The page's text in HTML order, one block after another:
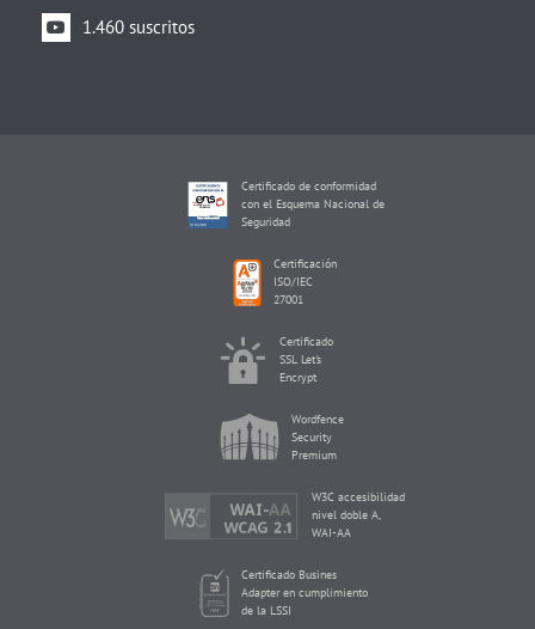
1.460 suscritos
Certificado de conformidad
con el Esquema Nacional de
Seguridad
Certificación
ISO/IEC
27001
Certificado
SSL Let's
Encrypt
Wordfence
Security
Premium
W3C accesibilidad
nivel doble A,
WAI-AA
Certificado Busines
Adapter en cumplimiento
de la LSSI